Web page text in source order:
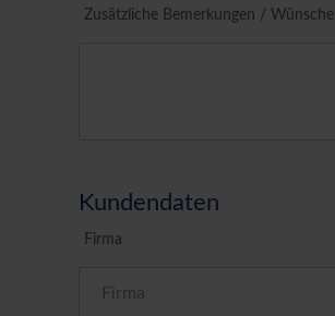
Zusätzliche Bemerkungen / Wünsche
Kundendaten
Firma